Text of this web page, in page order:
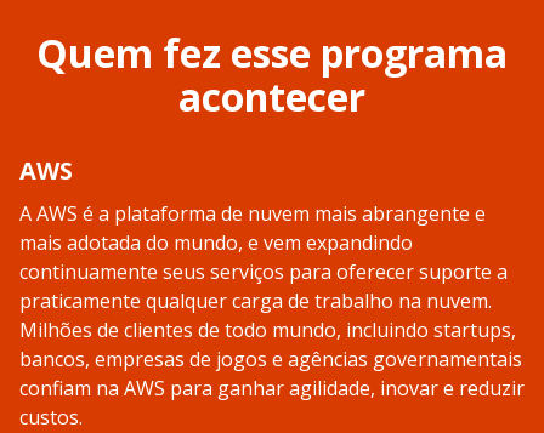
Quem fez esse programa
acontecer
AWS
A AWS é a plataforma de nuvem mais abrangente e
mais adotada do mundo, e vem expandindo
continuamente seus serviços para oferecer suporte a
praticamente qualquer carga de trabalho na nuvem.
Milhões de clientes de todo mundo, incluindo startups,
bancos, empresas de jogos e agências governamentais
confiam na AWS para ganhar agilidade, inovar e reduzir
custos.